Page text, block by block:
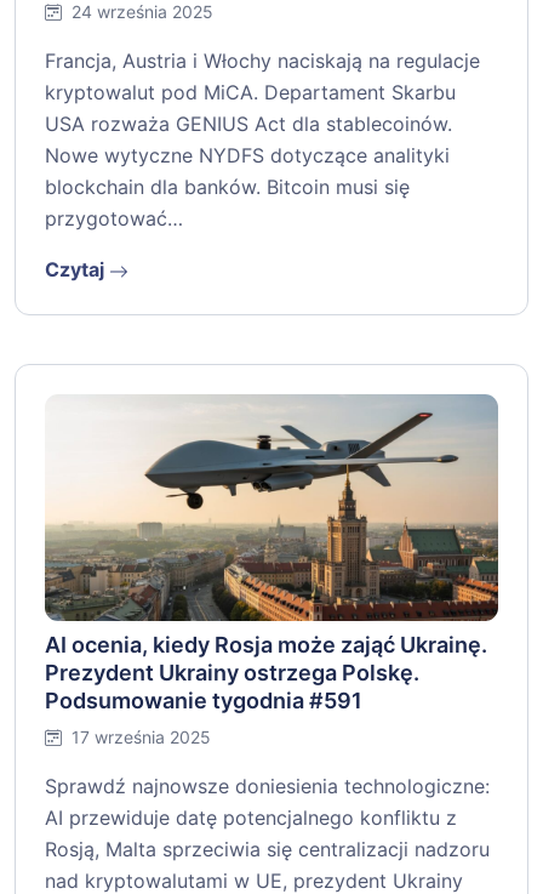
24 września 2025
Francja, Austria i Włochy naciskają na regulacje
kryptowalut pod MiCA. Departament Skarbu
USA rozważa GENIUS Act dla stablecoinów.
Nowe wytyczne NYDFS dotyczące analityki
blockchain dla banków. Bitcoin musi się
przygotować…
Czytaj
AI ocenia, kiedy Rosja może zająć Ukrainę.
Prezydent Ukrainy ostrzega Polskę.
Podsumowanie tygodnia #591
17 września 2025
Sprawdź najnowsze doniesienia technologiczne:
AI przewiduje datę potencjalnego konfliktu z
Rosją, Malta sprzeciwia się centralizacji nadzoru
nad kryptowalutami w UE, prezydent Ukrainy